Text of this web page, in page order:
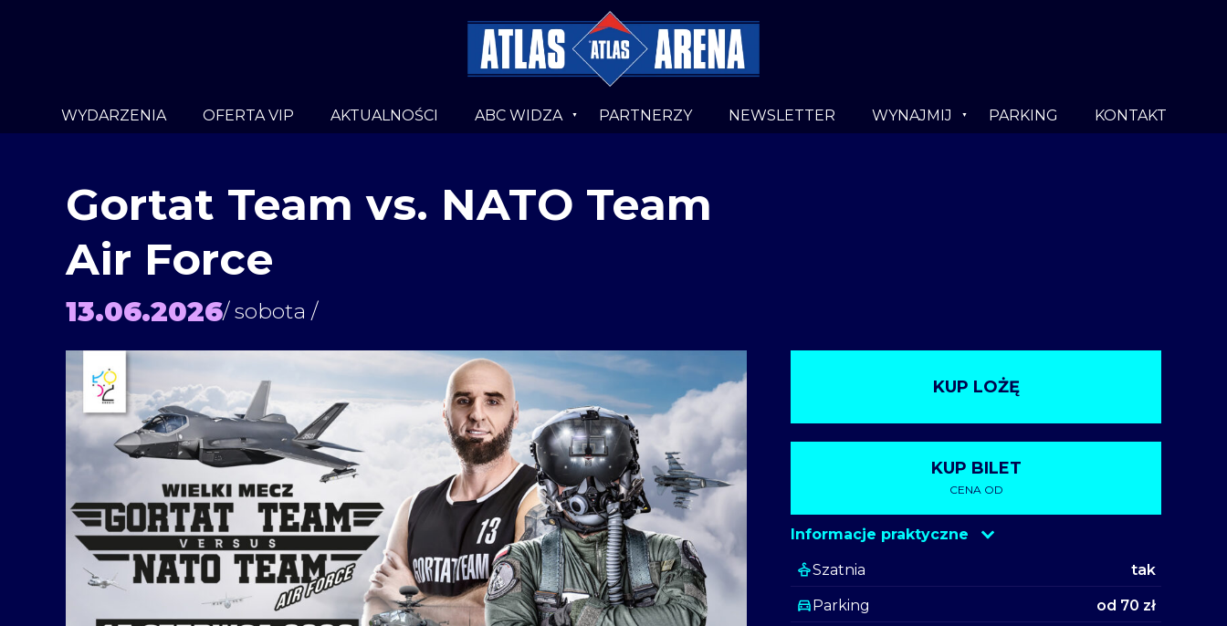
WYDARZENIA OFERTA VIP AKTUALNOŚCI ABC WIDZA PARTNERZY NEWSLETTER WYNAJMIJ PARKING KONTAKT
Gortat Team vs. NATO Team
Air Force
13.06.2026/ sobota /
KUP LOŻĘ
KUP BILET
CENA OD
Informacje praktyczne
Szatnia tak
Parking od 70 zł